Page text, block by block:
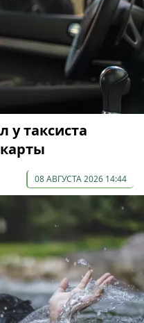
у таксиста
08 АВГУСТА 2026 14:44